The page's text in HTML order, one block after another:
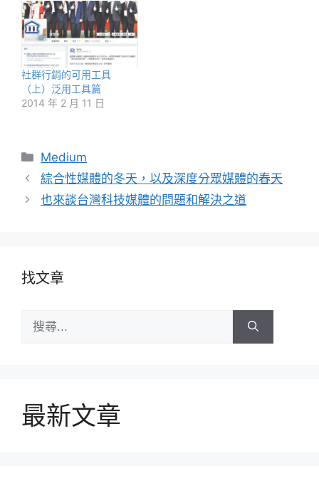
社群行銷的可用工具
（上）泛用工具篇
2014 年 2 月 11 日
分
類
Medium
綜合性媒體的冬天，以及深度分眾媒體的春天
也來談台灣科技媒體的問題和解決之道
找文章
尋:
最新文章